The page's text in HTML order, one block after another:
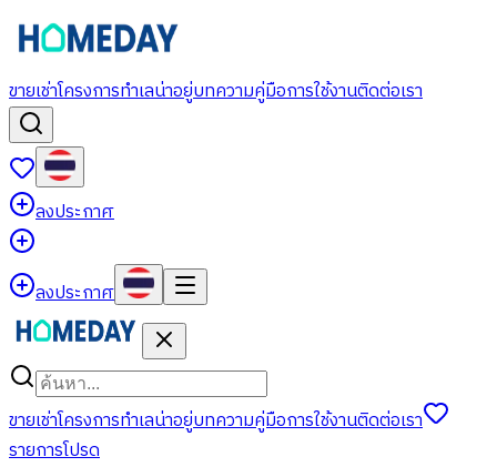
ขายเช่าโครงการทำเลน่าอยู่บทความคู่มือการใช้งานติดต่อเรา
ลงประกาศ
ลงประกาศ
ขายเช่าโครงการทำเลน่าอยู่บทความคู่มือการใช้งานติดต่อเรา
รายการโปรด